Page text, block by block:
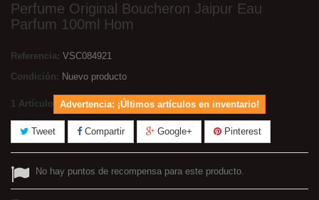
Perfume Original Boucheron Jaipur Eau
Parfum 100ml Hom
Referencia: VSC084921
Condición: Nuevo producto
1 Artículo Advertencia: ¡Últimos artículos en inventario!
Tweet Compartir Google+ Pinterest
No hay puntos de recompensa para este producto.